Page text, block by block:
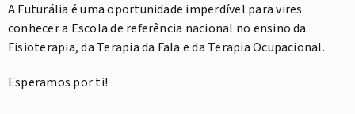
A Futurália é uma oportunidade imperdível para vires
conhecer a Escola de referência nacional no ensino da
Fisioterapia, da Terapia da Fala e da Terapia Ocupacional.
Esperamos por ti!